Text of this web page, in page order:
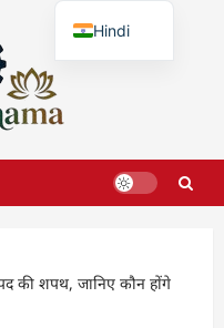
की शपथ, जानिए कौन होंगे
Hindi